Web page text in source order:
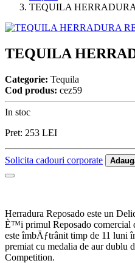
TEQUILA
TEQUILA
Categorie: Tequila
Cod produs: cez59
In stoc
Pret: 253 LEI
Solicita cadouri corporate
Herradura Reposado este un
È™i primul Reposado comercial
este îmbÄƒtrânit timp de 11 luni
premiat cu medalia de aur dublu
Competition.